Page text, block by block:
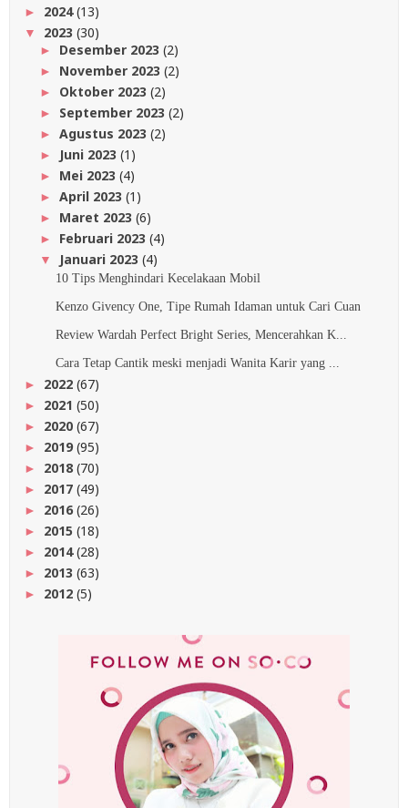
► 2024(13)
▼ 2023 (30)
► Desember 2023 (2)
► November 2023 (2)
► Oktober 2023 (2)
► September 2023 (2)
► Agustus 2023 (2)
► Juni 2023 (1)
► Mei 2023 (4)
► April 2023 (1)
► Maret 2023 (6)
► Februari 2023 (4)
▼ Januari 2023 (4)
10 Tips Menghindari Kecelakaan Mobil
Kenzo Givency One, Tipe Rumah Idaman untuk Cari Cuan
Review Wardah Perfect Bright Series, Mencerahkan K...
Cara Tetap Cantik meski menjadi Wanita Karir yang ...
► 2022 (67)
► 2021 (50)
► 2020 (67)
► 2019(95)
► 2018 (70)
► 2017 (49)
► 2016(26)
► 2015 (18)
► 2014(28)
► 2013 (63)
► 2012 (5)